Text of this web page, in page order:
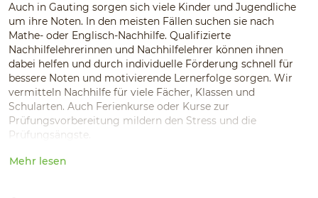
Auch in Gauting sorgen sich viele Kinder und Jugendliche
um ihre Noten. In den meisten Fällen suchen sie nach
Mathe- oder Englisch-Nachhilfe. Qualifizierte
Nachhilfelehrerinnen und Nachhilfelehrer können ihnen
dabei helfen und durch individuelle Förderung schnell für
bessere Noten und motivierende Lernerfolge sorgen. Wir
vermitteln Nachhilfe für viele Fächer, Klassen und
Schularten. Auch Ferienkurse oder Kurse zur
Prüfungsvorbereitung mildern den Stress und die
Prüfungsängste.
Mehr lesen